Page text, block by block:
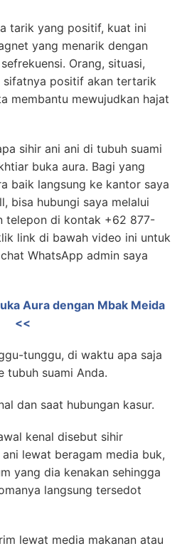
tarik yang positif, kuat ini
yang menarik dengan
Orang, situasi,
sifatnya positif akan tertarik
membantu mewujudkan hajat
sihir ani ani di tubuh suami
buka aura. Bagi yang
baik langsung ke kantor saya
bisa hubungi saya melalui
telepon di kontak +62 877-
link di bawah video ini untuk
WhatsApp admin saya
Aura dengan Mbak Meida
<<
tunggu, di waktu apa saja
tubuh suami Anda.
dan saat hubungan kasur.
kenal disebut sihir
ani lewat beragam media buk,
yang dia kenakan sehingga
langsung tersedot
lewat media makanan atau